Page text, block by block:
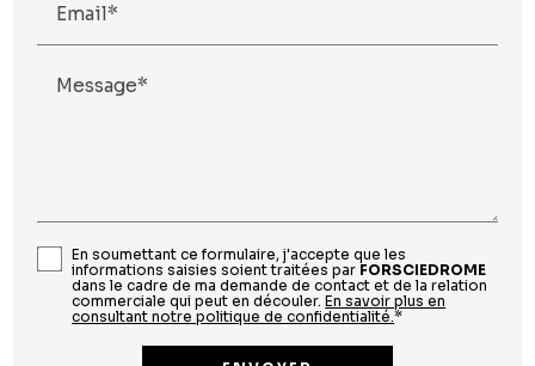
Email*
Message*
En soumettant ce formulaire, j'accepte que les
informations saisies soient traitées par FORSCIEDROME
dans le cadre de ma demande de contact et de la relation
commerciale qui peut en découler.En savoir plus en
consultant notre politique de confidentialité.*